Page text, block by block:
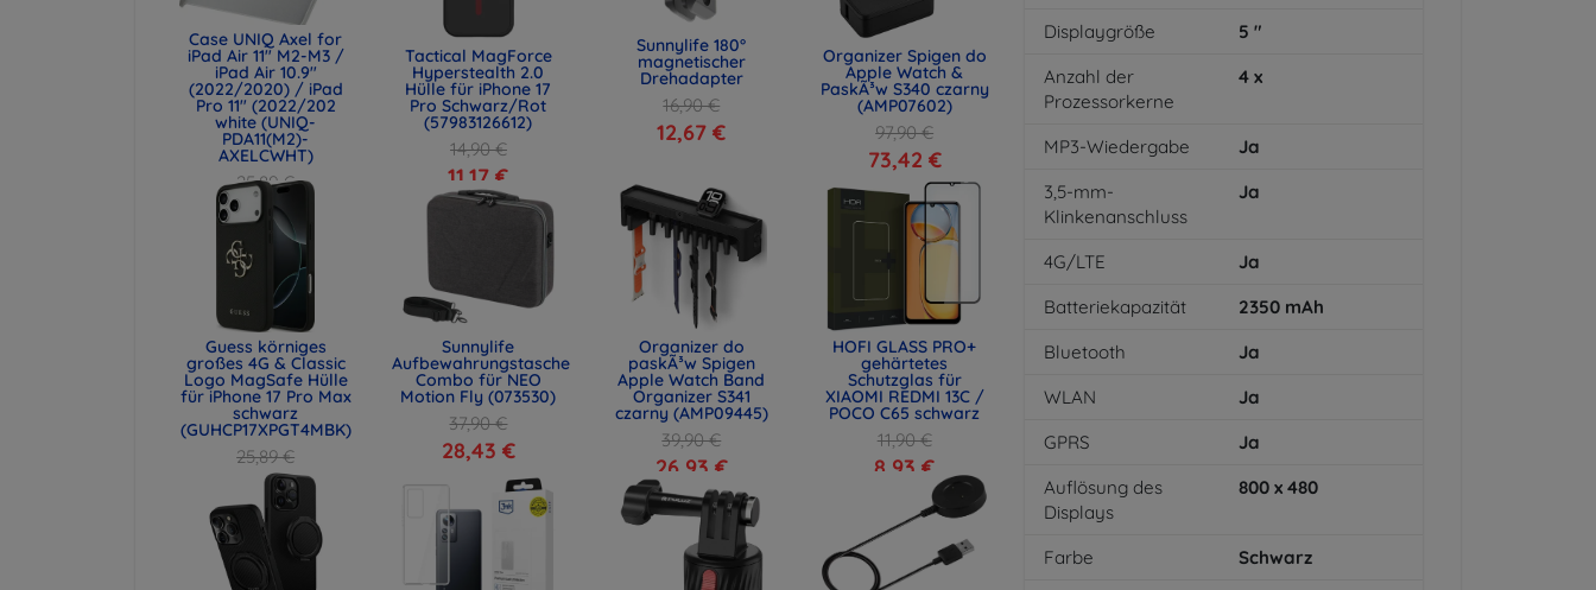
Case UNIQ Axel for
iPad Air 11" M2-M3 /
iPad Air 10.9"
(2022/2020) / iPad
Pro 11" (2022/202
white (UNIQ-
PDA11(M2)-
AXELCWHT)
25,89 €
19,42 €
Tactical MagForce
Hyperstealth 2.0
Hülle für iPhone 17
Pro Schwarz/Rot
(57983126612)
14,90 €
11,17 €
Guess körniges
großes 4G & Classic
Logo MagSafe Hülle
für iPhone 17 Pro Max
schwarz
(GUHCP17XPGT4MBK)
25,89 €
19,42 €
Sunnylife
Aufbewahrungstasche
Combo für NEO
Motion Fly (073530)
37,90 €
28,43 €
Sunnylife 180°
magnetischer
Drehadapter
16,90 €
12,67 €
Organizer Spigen do
Apple Watch &
PaskÃ³w S340 czarny
(AMP07602)
97,90 €
73,42 €
Organizer do
paskÃ³w Spigen
Apple Watch Band
Organizer S341
czarny (AMP09445)
39,90 €
26,93 €
HOFI GLASS PRO+
gehärtetes
Schutzglas für
XIAOMI REDMI 13C /
POCO C65 schwarz
11,90 €
8,93 €
Displaygröße
5 "
Anzahl der
Prozessorkerne
4 x
MP3-Wiedergabe
Ja
3,5-mm-
Klinkenanschluss
Ja
4G/LTE
Ja
Batteriekapazität
2350 mAh
Bluetooth
Ja
WLAN
Ja
GPRS
Ja
Auflösung des
Displays
800 x 480
Farbe
Schwarz